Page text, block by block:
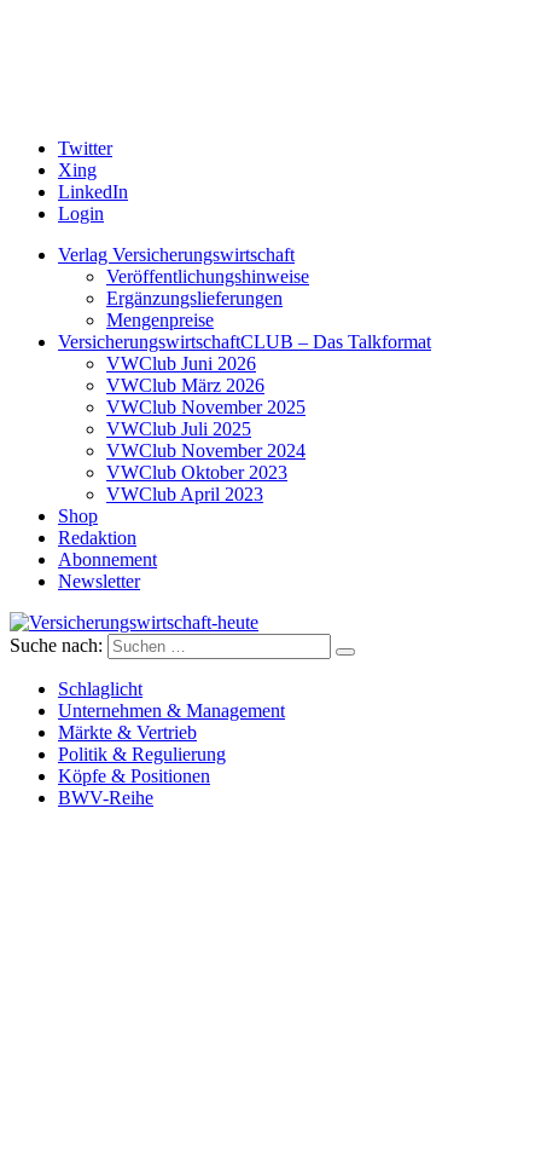
Twitter
Xing
LinkedIn
Login
Verlag Versicherungswirtschaft
Veröffentlichungshinweise
Ergänzungslieferungen
Mengenpreise
VersicherungswirtschaftCLUB – Das Talkformat
VWClub Juni 2026
VWClub März 2026
VWClub November 2025
VWClub Juli 2025
VWClub November 2024
VWClub Oktober 2023
VWClub April 2023
Shop
Redaktion
Abonnement
Newsletter
Versicherungswirtschaft-heute
Suche nach:
Schlaglicht
Unternehmen & Management
Märkte & Vertrieb
Politik & Regulierung
Köpfe & Positionen
BWV-Reihe